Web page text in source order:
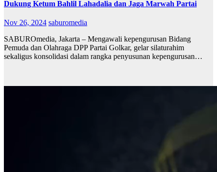
Dukung Ketum Bahlil Lahadalia dan Jaga Marwah Partai
Nov 26, 2024 saburomedia
SABUROmedia, Jakarta – Mengawali kepengurusan Bidang
Pemuda dan Olahraga DPP Partai Golkar, gelar silaturahim
sekaligus konsolidasi dalam rangka penyusunan kepengurusan…